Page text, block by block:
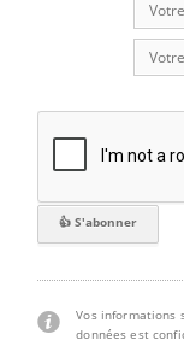
Vos informations
données est